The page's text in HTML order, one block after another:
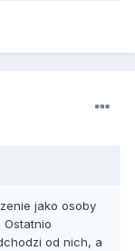
jako osoby
Ostatnio
od nich, a